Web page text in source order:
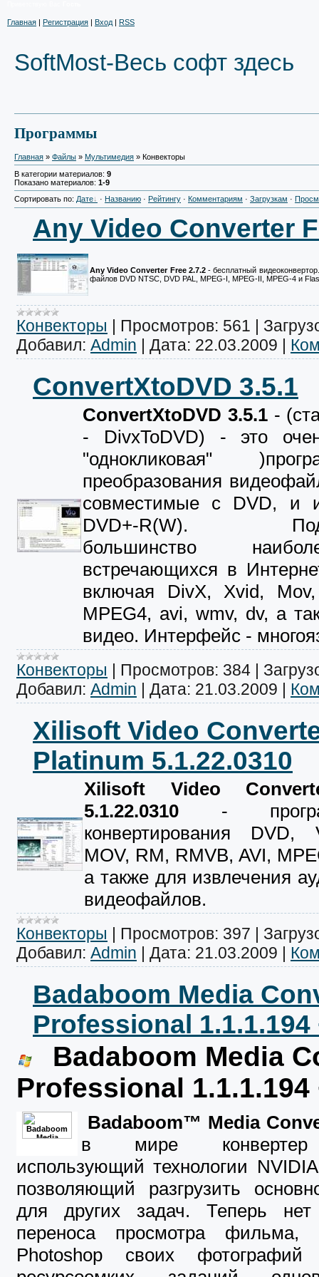
Главная | Регистрация | Вход | RSS
SoftMost-Весь софт здесь
Программы
Главная » Файлы » Мультимедия » Конвекторы
В категории материалов: 9
Показано материалов: 1-9
Сортировать по: Дате · Названию · Рейтингу · Комментариям · Загрузкам ·
Any Video Converter
Any Video Converter Free 2.7.2- бесплатный
файлов DVD NTSC, DVD PAL, MPEG-I, MPEG-II, MPEG-4 и
Конвекторы Просмотров: 561
Добавил: Admin Дата: 22.03.2009
ConvertXtoDVD 3.5.1
ConvertXtoDVD 3.5.1-
- DivxToDVD) - это
"однокликовая"
преобразования
совместимые с DVD, и
DVD+-R(W).
большинство
встречающихся в
включая DivX, Xvid,
MPEG4, avi, wmv, dv, а
видео. Интерфейс -
Конвекторы | Просмотров: 384 |
Добавил: Admin | Дата: 21.03.2009 |
Xilisoft Video
Platinum 5.1.22.0310
Xilisoft Video
5.1.22.0310 -
конвертирования DVD,
MOV, RM, RMVB, AVI,
а также для извлечения
видеофайлов.
Конвекторы | Просмотров: 397 |
Добавил: Admin | Дата: 21.03.2009 |
Badaboom Media
Professional
Badaboom Media
Professional
Badaboom™ Media
в мире конвертер
использующий технологии
позволяющий разгрузить
для других задач. Теперь
переноса просмотра фильма,
Photoshop своих